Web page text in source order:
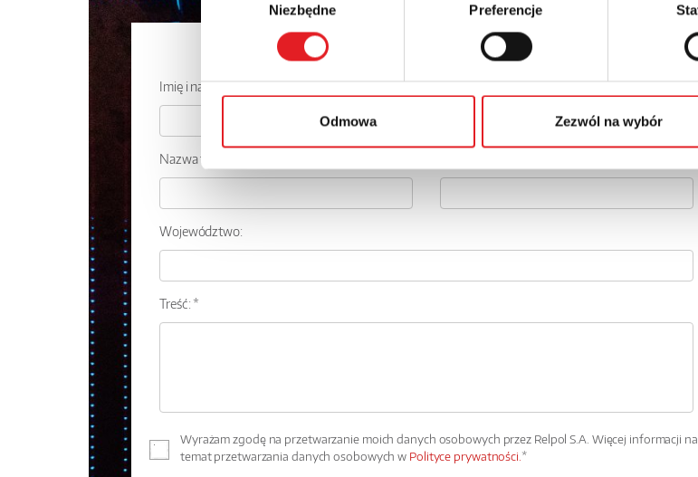
Niezbędne Preferencje
Odmowa Zezwól na wybór
Zapytaj o szczegóły oferty
Imię i nazwisko: * Adres e-mail: *
Nazwa firmy:
Województwo:
Treść: *
Wyrażam zgodę na przetwarzanie moich danych osobowych przez Relpol S.A. Więcej informacji na
temat przetwarzania danych osobowych w Polityce prywatności.*